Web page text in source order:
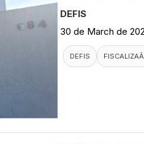
DEFIS
30 de March de
DEFIS